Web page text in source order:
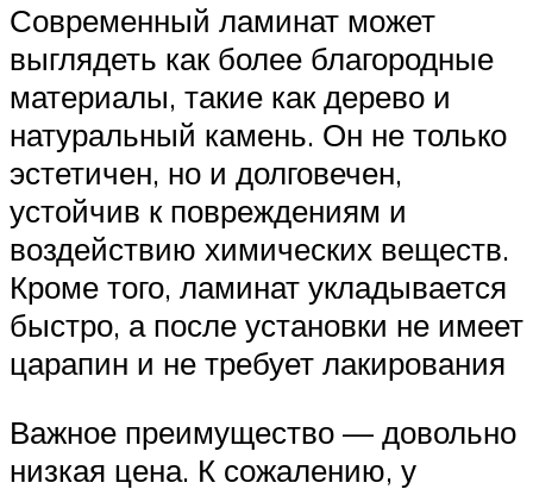
Современный ламинат может
выглядеть как более благородные
материалы, такие как дерево и
натуральный камень. Он не только
эстетичен, но и долговечен,
устойчив к повреждениям и
воздействию химических веществ.
Кроме того, ламинат укладывается
быстро, а после установки не имеет
царапин и не требует лакирования
Важное преимущество — довольно
низкая цена. К сожалению, у